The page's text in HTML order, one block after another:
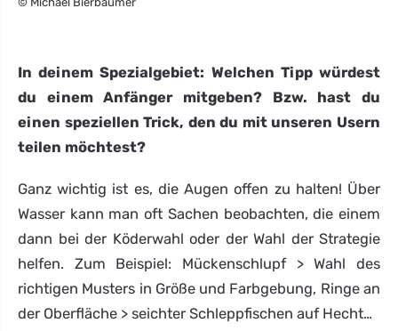
In deinem Spezialgebiet: Welchen Tipp würdest
du einem Anfänger mitgeben? Bzw. hast du
einen speziellen Trick, den du mit unseren Usern
teilen möchtest?
Ganz wichtig ist es, die Augen offen zu halten! Über
Wasser kann man oft Sachen beobachten, die einem
dann bei der Köderwahl oder der Wahl der Strategie
helfen. Zum Beispiel: Mückenschlupf > Wahl des
richtigen Musters in Größe und Farbgebung, Ringe an
der Oberfläche > seichter Schleppfischen auf Hecht…